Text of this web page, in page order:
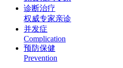
诊断治疗
权威专家亲诊
并发症
Complication
预防保健
Prevention